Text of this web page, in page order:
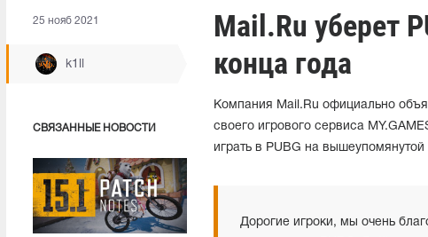
25 нояб 2021
k1ll
СВЯЗАННЫЕ НОВОСТИ
Mail.Ru уберет
конца года
Компания Mail.Ru официально
своего игрового сервиса
играть в PUBG на
Дорогие игроки, мы очень